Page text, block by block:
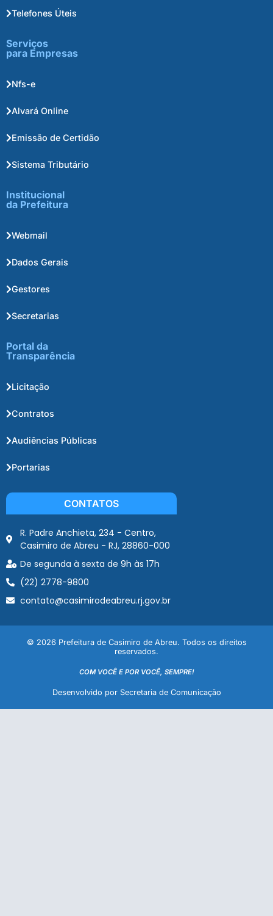
Telefones Úteis
Serviços
para Empresas
Nfs-e
Alvará Online
Emissão de Certidão
Sistema Tributário
Institucional
da Prefeitura
Webmail
Dados Gerais
Gestores
Secretarias
Portal da
Transparência
Licitação
Contratos
Audiências Públicas
Portarias
CONTATOS
R. Padre Anchieta, 234 - Centro,
Casimiro de Abreu - RJ, 28860-000
De segunda à sexta de 9h às 17h
(22) 2778-9800
contato@casimirodeabreu.rj.gov.br
© 2026 Prefeitura de Casimiro de Abreu. Todos os direitos
reservados.
COM VOCÊ E POR VOCÊ, SEMPRE!
Desenvolvido por Secretaria de Comunicação